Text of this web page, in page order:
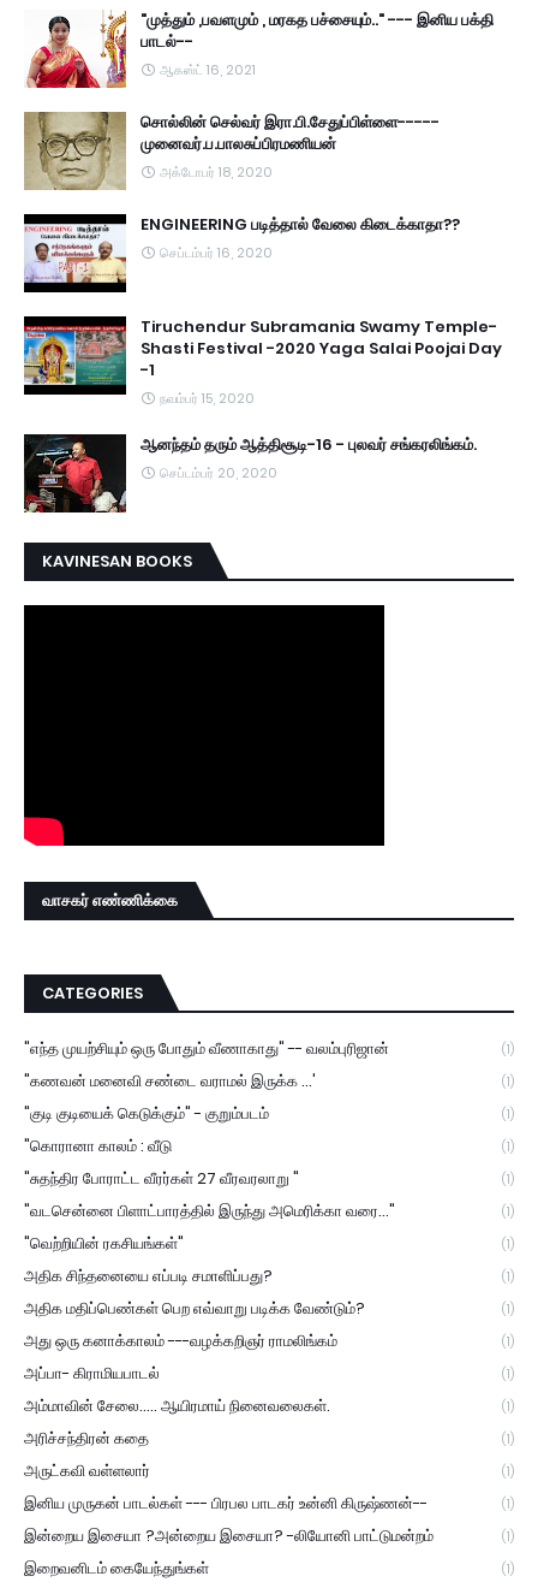
"முத்தும் ,பவளமும் , மரகத பச்சையும்.." --- இனிய பக்தி
பாடல்--
ஆகஸ்ட் 16, 2021
சொல்லின் செல்வர் இரா.பி.சேதுப்பிள்ளை-----
முனைவர்.ப.பாலசுப்பிரமணியன்
அக்டோபர் 18, 2020
ENGINEERING படித்தால் வேலை கிடைக்காதா??
செப்டம்பர் 16, 2020
Tiruchendur Subramania Swamy Temple-
Shasti Festival -2020 Yaga Salai Poojai Day
-1
நவம்பர் 15, 2020
ஆனந்தம் தரும் ஆத்திசூடி-16 - புலவர் சங்கரலிங்கம்.
செப்டம்பர் 20, 2020
KAVINESAN BOOKS
வாசகர் எண்ணிக்கை
CATEGORIES
"எந்த முயற்சியும் ஒரு போதும் வீணாகாது" -- வலம்புரிஜான் (1)
"கணவன் மனைவி சண்டை வராமல் இருக்க ...' (1)
"குடி குடியைக் கெடுக்கும்" - குறும்படம் (1)
"கொரானா காலம் : வீடு (1)
"சுதந்திர போராட்ட வீரர்கள் 27 வீரவரலாறு " (1)
"வடசென்னை பிளாட்பாரத்தில் இருந்து அமெரிக்கா வரை..." (1)
"வெற்றியின் ரகசியங்கள்" (1)
அதிக சிந்தனையை எப்படி சமாளிப்பது? (1)
அதிக மதிப்பெண்கள் பெற எவ்வாறு படிக்க வேண்டும்? (1)
அது ஒரு கனாக்காலம் ---வழக்கறிஞர் ராமலிங்கம் (1)
அப்பா- கிராமியபாடல் (1)
அம்மாவின் சேலை..... ஆயிரமாய் நினைவலைகள். (1)
அரிச்சந்திரன் கதை (1)
அருட்கவி வள்ளலார் (1)
இனிய முருகன் பாடல்கள் --- பிரபல பாடகர் உன்னி கிருஷ்ணன்-- (1)
இன்றைய இசையா ?அன்றைய இசையா? -லியோனி பாட்டுமன்றம் (1)
இறைவனிடம் கையேந்துங்கள் (1)